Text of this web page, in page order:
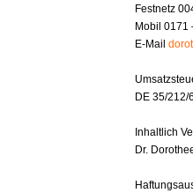
Festnetz
Mobil 0171
E-Mail
DE 35/212/
Inhaltlich
Dr.